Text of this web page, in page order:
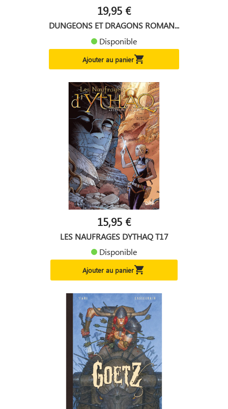
19,95 €
DUNGEONS ET DRAGONS ROMAN...
Disponible
Ajouter au panier
15,95 €
LES NAUFRAGES DYTHAQ T17
Disponible
Ajouter au panier